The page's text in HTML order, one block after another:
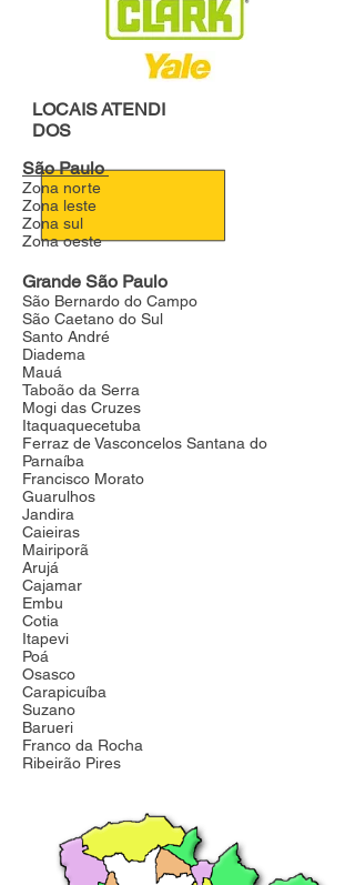
LOCAISATENDI
DOS
São Paulo
Zona norte
Zona leste
Zona sul
Zona oeste
Grande São Paulo
São Bernardo do Campo
São Caetano do Sul
Santo André
Diadema
Mauá
Taboão da Serra
Mogi das Cruzes
Itaquaquecetuba
Ferraz de Vasconcelos Santana do
Parnaíba
Francisco Morato
Guarulhos
Jandira
Caieiras
Mairiporã
Arujá
Cajamar
Embu
Cotia
Itapevi
Poá
Osasco
Carapicuíba
Suzano
Barueri
Franco da Rocha
Ribeirão Pires